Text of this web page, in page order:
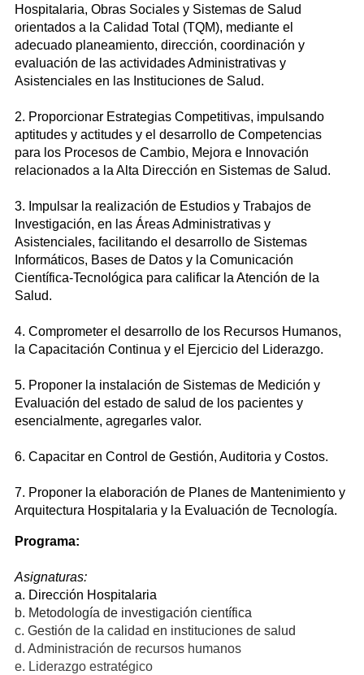
Hospitalaria, Obras Sociales y Sistemas de Salud
orientados a la Calidad Total (TQM), mediante el
adecuado planeamiento, dirección, coordinación y
evaluación de las actividades Administrativas y
Asistenciales en las Instituciones de Salud.
2. Proporcionar Estrategias Competitivas, impulsando
aptitudes y actitudes y el desarrollo de Competencias
para los Procesos de Cambio, Mejora e Innovación
relacionados a la Alta Dirección en Sistemas de Salud.
3. Impulsar la realización de Estudios y Trabajos de
Investigación, en las Áreas Administrativas y
Asistenciales, facilitando el desarrollo de Sistemas
Informáticos, Bases de Datos y la Comunicación
Científica-Tecnológica para calificar la Atención de la
Salud.
4. Comprometer el desarrollo de los Recursos Humanos,
la Capacitación Continua y el Ejercicio del Liderazgo.
5. Proponer la instalación de Sistemas de Medición y
Evaluación del estado de salud de los pacientes y
esencialmente, agregarles valor.
6. Capacitar en Control de Gestión, Auditoria y Costos.
7. Proponer la elaboración de Planes de Mantenimiento y
Arquitectura Hospitalaria y la Evaluación de Tecnología.
Programa:
Asignaturas:
a. Dirección Hospitalaria
b. Metodología de investigación científica
c. Gestión de la calidad en instituciones de salud
d. Administración de recursos humanos
e. Liderazgo estratégico